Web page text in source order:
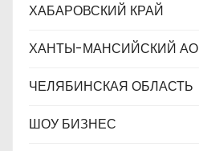
ХАБАРОВСКИЙ КРАЙ
ХАНТЫ-МАНСИЙСКИЙ
ЧЕЛЯБИНСКАЯ ОБЛАСТЬ
ШОУ БИЗНЕС